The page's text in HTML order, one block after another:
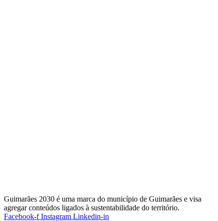
Guimarães 2030 é uma marca do município de Guimarães e visa
agregar conteúdos ligados à sustentabilidade do território.
Facebook-f Instagram Linkedin-in